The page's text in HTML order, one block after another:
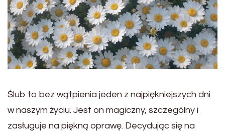
Ślub to bez wątpienia jeden z najpiękniejszych dni
w naszym życiu. Jest on magiczny, szczególny i
zasługuje na piękną oprawę. Decydując się na